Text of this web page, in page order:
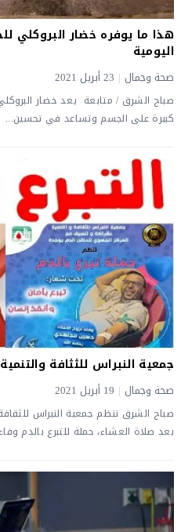
هذا ما يوفره خضار البروكلي
اليومية
صحة وجمال 23 أبريل 2021
صباح الشرق / متابعة يعد خضار
كبيرة على الجسم وتساعد في تحسين...
جمعية النبراس للثثافة
صحة وجمال 19 أبريل 2021
بعد صلاة العشاء، حملة للتبرع بالدم